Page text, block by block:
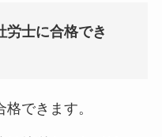
士に合格でき
できます。